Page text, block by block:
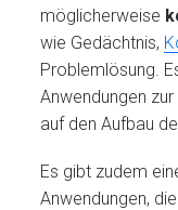
möglicherweise
wie Gedächtnis,
Problemlösung.
Anwendungen
auf den Aufbau
Es gibt zudem
Anwendungen,